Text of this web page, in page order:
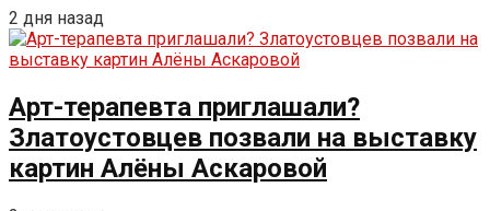
2 дня назад
Арт-терапевта приглашали?
Златоустовцев позвали на выставку
картин Алёны Аскаровой